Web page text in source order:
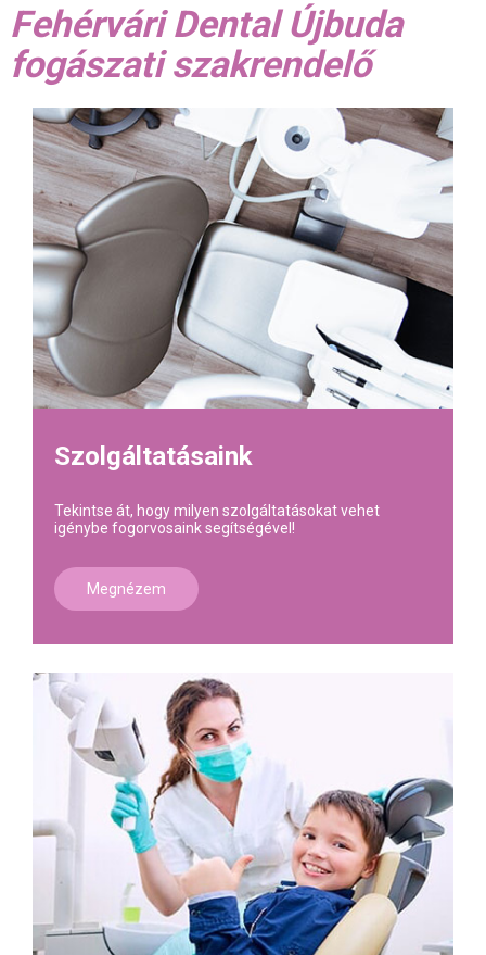
Fehérvári Dental Újbuda
fogászati szakrendelő
Szolgáltatásaink
Tekintse át, hogy milyen szolgáltatásokat vehet
igénybe fogorvosaink segítségével!
Megnézem